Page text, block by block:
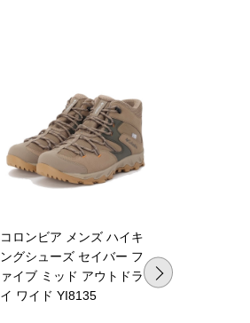
コロンビア メンズ ハイキ
ングシューズ セイバー フ
ァイブ ミッド アウトドラ
イ ワイド YI8135